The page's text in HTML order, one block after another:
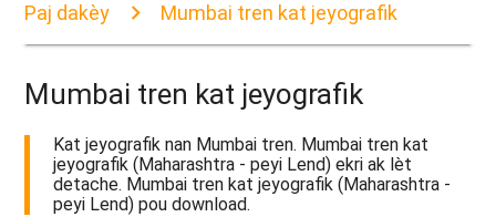
Paj dakèy Mumbai tren kat jeyografik
Mumbai tren kat jeyografik
Kat jeyografik nan Mumbai tren. Mumbai tren kat
jeyografik (Maharashtra - peyi Lend) ekri ak lèt
detache. Mumbai tren kat jeyografik (Maharashtra -
peyi Lend) pou download.